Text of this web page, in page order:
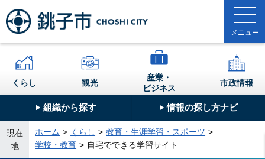
組織から探す 情報の探し方ナビ
くらし 観光
産業・
ビジネス
市政情報
現在
地
ホーム くらし
教育・生涯学習・スポーツ
学校・教育
自宅でできる学習サイト